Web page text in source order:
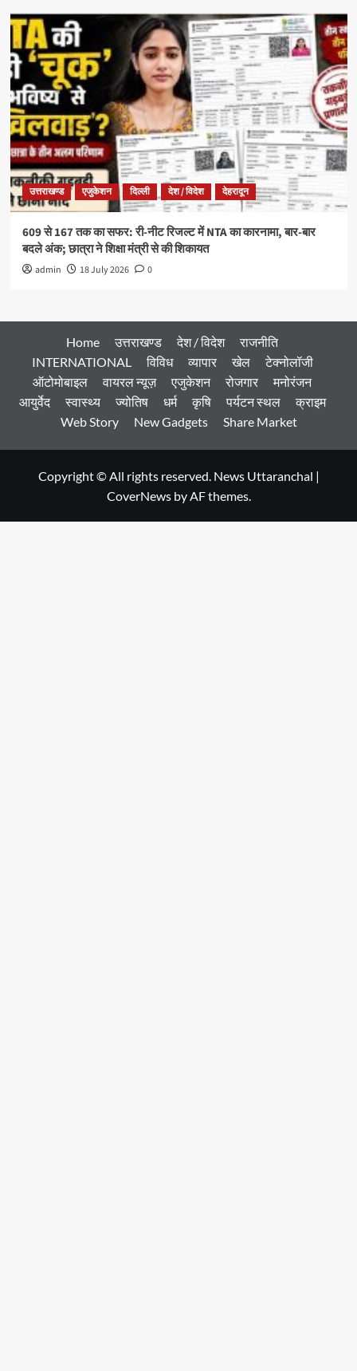
उत्तराखण्ड एजुकेशन दिल्ली देश / विदेश देहरादून
609 से 167 तक का सफर: री-नीट रिजल्ट में NTA का कारनामा, बार-बार
बदले अंक; छात्रा ने शिक्षा मंत्री से की शिकायत
admin 18 July 2026 0
Home उत्तराखण्ड देश / विदेश
राजनीति
INTERNATIONAL
विविध व्यापार खेल
टेक्नोलॉजी
ऑटोमोबाइल
वायरल न्यूज़ एजुकेशन रोजगार
मनोरंजन
आयुर्वेद
स्वास्थ्य ज्योतिष धर्म कृषि पर्यटन स्थल
क्राइम
Web Story
New Gadgets Share Market
Copyright © All rights reserved. News Uttaranchal |
CoverNewsby AF themes.